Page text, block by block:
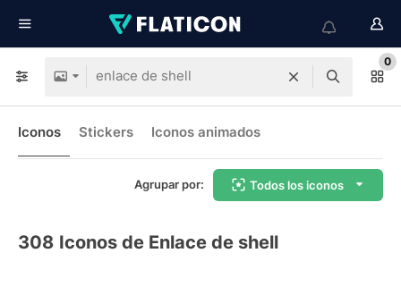
0
Iconos Stickers Iconos animados
Agrupar por: Todos los iconos
308 Iconos de Enlace de shell